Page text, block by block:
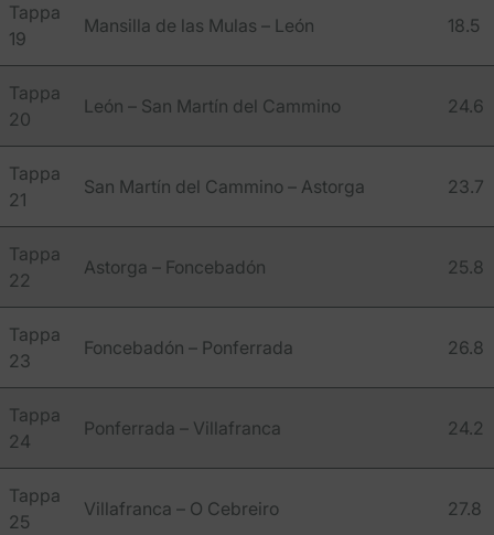
Tappa
19
Mansilla de las Mulas – León 18.5
Tappa
20
León – San Martín del Cammino 24.6
Tappa
21
San Martín del Cammino – Astorga 23.7
Tappa
22
Astorga – Foncebadón 25.8
Tappa
23
Foncebadón – Ponferrada 26.8
Tappa
24
Ponferrada – Villafranca 24.2
Tappa
25
Villafranca – O Cebreiro 27.8